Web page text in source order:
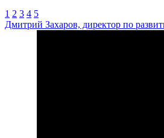
1 2 3 4 5
Дмитрий Захаров, директор по